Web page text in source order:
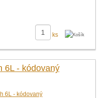
ks
6L - kódovaný